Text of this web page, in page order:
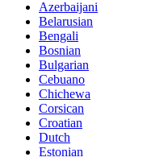
Azerbaijani
Belarusian
Bengali
Bosnian
Bulgarian
Cebuano
Chichewa
Corsican
Croatian
Dutch
Estonian